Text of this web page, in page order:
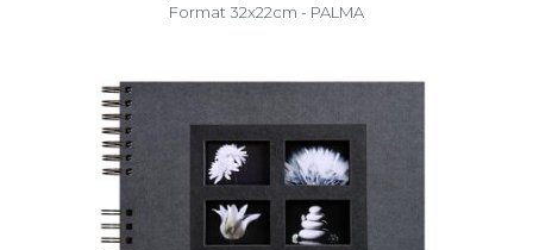
Format 32x22cm - PALMA